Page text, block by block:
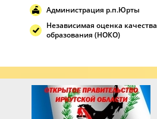
Администрация р.п.Юрты
Независимая оценка качества
образования (НОКО)